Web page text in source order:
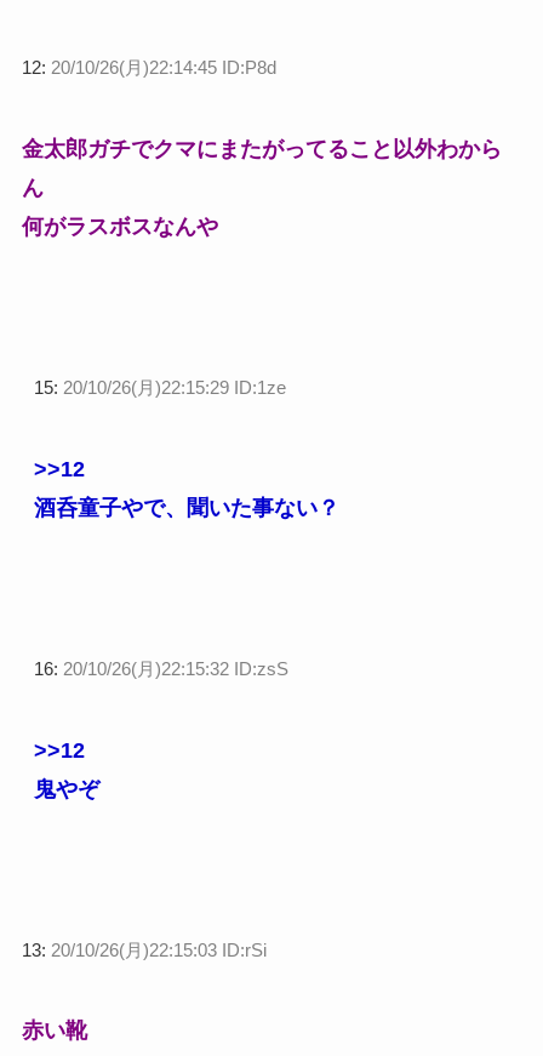
12: 20/10/26(月)22:14:45 ID:P8d
金太郎ガチでクマにまたがってること以外わから
ん
何がラスボスなんや
15: 20/10/26(月)22:15:29 ID:1ze
>>12
酒呑童子やで、聞いた事ない？
16: 20/10/26(月)22:15:32 ID:zsS
>>12
鬼やぞ
13: 20/10/26(月)22:15:03 ID:rSi
赤い靴